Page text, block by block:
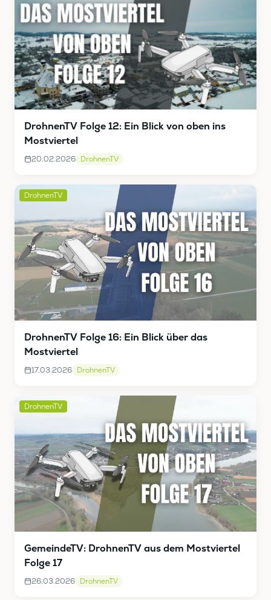
DrohnenTV Folge 12: Ein Blick von oben ins
Mostviertel
20.02.2026 DrohnenTV
DrohnenTV
DrohnenTV Folge 16: Ein Blick über das
Mostviertel
17.03.2026 DrohnenTV
DrohnenTV
GemeindeTV: DrohnenTV aus dem Mostviertel
Folge 17
26.03.2026 DrohnenTV